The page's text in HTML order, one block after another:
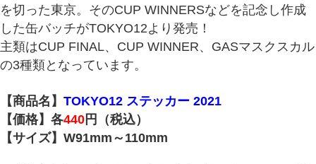
を切った東京。そのCUP WINNERSなどを記念し作成
した缶バッチがTOKYO12より発売！
主類はCUP FINAL、CUP WINNER、GASマスクスカル
の3種類となっています。
【商品名】 TOKYO12 ステッカー 2021
【価格】各440 円（税込）
【サイズ】W91mm～110mm